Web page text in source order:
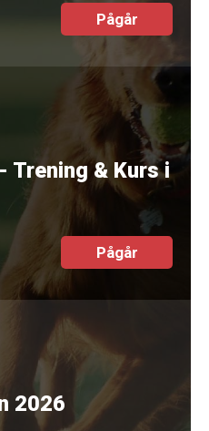
Pågår
Trening & Kurs i
Pågår
2026